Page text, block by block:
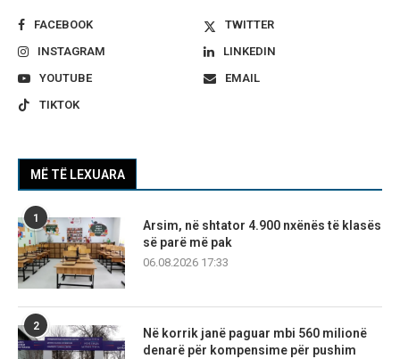
FACEBOOK
TWITTER
INSTAGRAM
LINKEDIN
YOUTUBE
EMAIL
TIKTOK
MË TË LEXUARA
1
Arsim, në shtator 4.900 nxënës të klasës
së parë më pak
06.08.2026 17:33
2
Në korrik janë paguar mbi 560 milionë
denarë për kompensime për pushim